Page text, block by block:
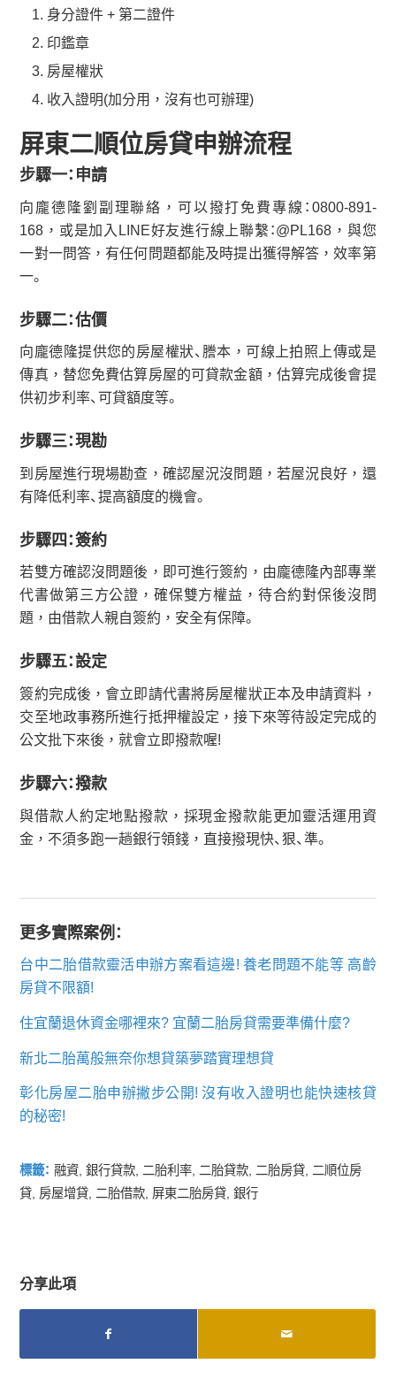
身分證件 + 第二證件
印鑑章
房屋權狀
收入證明(加分用，沒有也可辦理)
屏東二順位房貸申辦流程
步驟一：申請
向龐德隆劉副理聯絡，可以撥打免費專線：0800-891-
168，或是加入LINE好友進行線上聯繫：@PL168，與您
一對一問答，有任何問題都能及時提出獲得解答，效率第
一。
步驟二：估價
向龐德隆提供您的房屋權狀、謄本，可線上拍照上傳或是
傳真，替您免費估算房屋的可貸款金額，估算完成後會提
供初步利率、可貸額度等。
步驟三：現勘
到房屋進行現場勘查，確認屋況沒問題，若屋況良好，還
有降低利率、提高額度的機會。
步驟四：簽約
若雙方確認沒問題後，即可進行簽約，由龐德隆內部專業
代書做第三方公證，確保雙方權益，待合約對保後沒問
題，由借款人親自簽約，安全有保障。
步驟五：設定
簽約完成後，會立即請代書將房屋權狀正本及申請資料，
交至地政事務所進行抵押權設定，接下來等待設定完成的
公文批下來後，就會立即撥款喔!
步驟六：撥款
與借款人約定地點撥款，採現金撥款能更加靈活運用資
金，不須多跑一趟銀行領錢，直接撥現快、狠、準。
更多實際案例：
台中二胎借款靈活申辦方案看這邊! 養老問題不能等 高齡
房貸不限額!
住宜蘭退休資金哪裡來? 宜蘭二胎房貸需要準備什麼?
新北二胎萬般無奈你想貸築夢踏實理想貸
彰化房屋二胎申辦撇步公開! 沒有收入證明也能快速核貸
的秘密!
標籤： 融資,銀行貸款,二胎利率,二胎貸款,二胎房貸,二順位房
貸, 房屋增貸,二胎借款, 屏東二胎房貸,銀行
分享此項